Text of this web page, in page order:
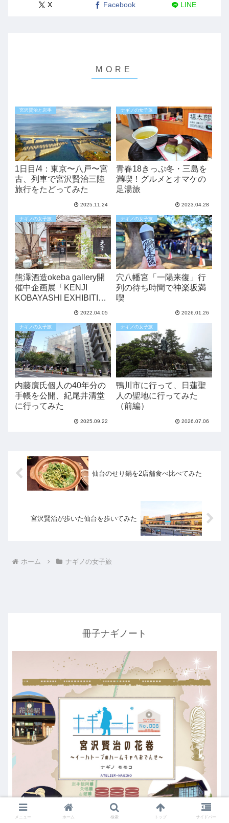
X Facebook LINE
宮沢賢治と岩手
1日目/4：東京〜八戸〜宮
古、列車で宮沢賢治三陸
旅行をたどってみた
2025.11.24
ナギノの女子旅
青春18きっぷ冬・三島を
満喫！グルメとオマケの
足湯旅
2023.04.28
ナギノの女子旅
熊澤酒造okeba gallery開
催中企画展「KENJI
KOBAYASHI EXHIBITION
gallery 」に行ってみた
2022.04.05
ナギノの女子旅
穴八幡宮「一陽来復」行
列の待ち時間で神楽坂満
喫
2026.01.26
ナギノの女子旅
内藤廣氏個人の40年分の
手帳を公開、紀尾井清堂
に行ってみた
2025.09.22
ナギノの女子旅
鴨川市に行って、日蓮聖
人の聖地に行ってみた
（前編）
2026.07.06
仙台のせり鍋を2店舗食べ比べてみた
宮沢賢治が歩いた仙台を歩いてみた
ホーム ナギノの女子旅
冊子ナギノート
メニュー ホーム 検索 トップ サイドバー